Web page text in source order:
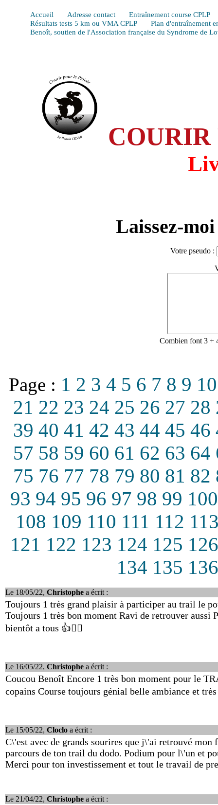
Accueil Adresse contact
Entraînement course CPLP
Résultats tests 5 km ou VMA CPLP
Plan d'entraînement
Benoît, soutien de l'Association française du Syndrome de
Laissez-
Votre pseudo :
Combien font 3 +
Page : 1 2 3 4 5 6 7 8 9 10
21 22 23 24 25 26 27 28
39 40 41 42 43 44 45 46
57 58 59 60 61 62 63 64
75 76 77 78 79 80 81 82
93 94 95 96 97 98 99 100
108 109 110 111 112
121 122 123 124 125 126
134 135 136
Le 18/05/22, Christophe a écrit :
Toujours 1 très grand plaisir à participer au trail le
Toujours 1 très bon moment Ravi de retrouver aussi
bientôt a tous 👍🏃‍♀️
Le 16/05/22, Christophe a écrit :
Coucou Benoît Encore 1 très bon moment pour le
copains Course toujours génial belle ambiance et
Le 15/05/22, Cloclo a écrit :
C\'est avec de grands sourires que j\'ai retrouvé
parcours de ton trail du dodo. Podium pour l\'un et
Merci pour ton investissement et tout le travail de
Le 21/04/22, Christophe a écrit :